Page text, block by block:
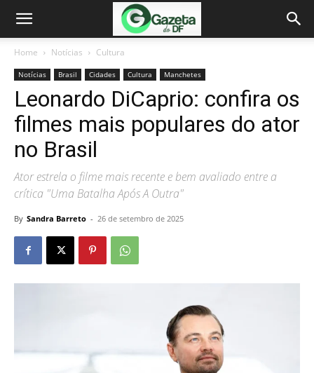
Home Notícias Cultura
Notícias Brasil Cidades Cultura Manchetes
Leonardo DiCaprio: confira os
filmes mais populares do ator
no Brasil
Ator estrela o filme mais recente e bem avaliado entre a
crítica "Uma Batalha Após A Outra"
By Sandra Barreto - 26 de setembro de 2025